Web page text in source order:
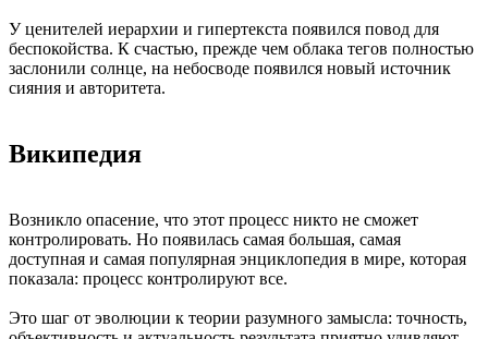
У ценителей иерархии и гипертекста появился повод для
беспокойства. К счастью, прежде чем облака тегов полностью
заслонили солнце, на небосводе появился новый источник
сияния и авторитета.
Википедия
Возникло опасение, что этот процесс никто не сможет
контролировать. Но появилась самая большая, самая
доступная и самая популярная энциклопедия в мире, которая
показала: процесс контролируют все.
Это шаг от эволюции к теории разумного замысла: точность,